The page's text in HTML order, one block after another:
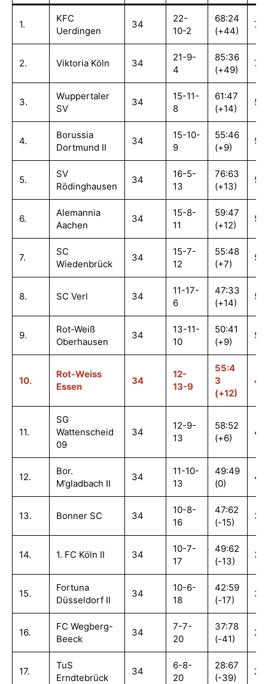
1.
KFC
Uerdingen
34
22-
10-2
68:24
(+44)
76
2. Viktoria Köln 34
21-9-
4
85:36
(+49)
72
3.
Wuppertaler
SV
34
15-11-
8
61:47
(+14)
56
4.
Borussia
Dortmund II
34
15-10-
9
55:46
(+9)
55
5.
SV
Rödinghausen
34
16-5-
13
76:63
(+13)
53
6.
Alemannia
Aachen
34
15-8-
11
59:47
(+12)
53
7.
SC
Wiedenbrück
34
15-7-
12
55:48
(+7)
52
8. SC Verl 34
11-17-
6
47:33
(+14)
50
9.
Rot-Weiß
Oberhausen
34
13-11-
10
50:41
(+9)
50
10.
Rot-Weiss
Essen
34
12-
13-9
55:4
3
(+12)
49
11.
SG
Wattenscheid
09
34
12-9-
13
58:52
(+6)
45
12.
Bor.
M’gladbach II
34
11-10-
13
49:49
(0)
43
13. Bonner SC 34
10-8-
16
47:62
(-15)
38
14. 1. FC Köln II 34
10-7-
17
49:62
(-13)
37
15.
Fortuna
Düsseldorf II
34
10-6-
18
42:59
(-17)
36
16.
FC Wegberg-
Beeck
34
7-7-
20
37:78
(-41)
28
17.
TuS
Erndtebrück
34
6-8-
20
28:67
(-39)
26